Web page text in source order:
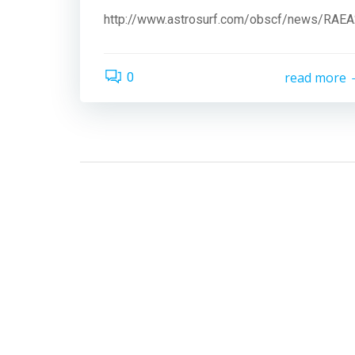
http://www.astrosurf.com/obscf/news/
0 read more